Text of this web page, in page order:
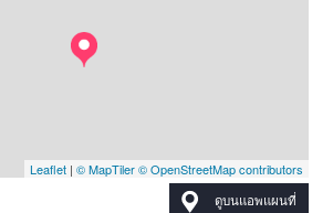
Leaflet| © MapTiler © OpenStreetMap contributors
ดูบนแอพแผนที่